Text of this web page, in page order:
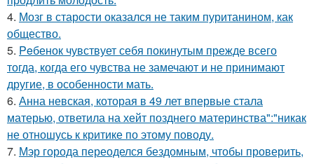
4. Мозг в старости оказался не таким пуританином, как
общество.
5. Peбенок чувствует себя покинутым прежде всего
тогда, когда его чувства не замечают и не принимают
другие, в особенности мать.
6. Анна невская, которая в 49 лет впервые стала
матерью, ответила на хейт позднего материнства":"никак
не отношусь к критике по этому поводу.
7. Мэр города переоделся бездомным, чтобы проверить,